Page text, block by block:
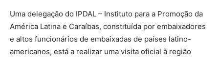
Uma delegação do IPDAL – Instituto para a Promoção da
América Latina e Caraíbas, constituída por embaixadores
e altos funcionários de embaixadas de países latino-
americanos, está a realizar uma visita oficial à região